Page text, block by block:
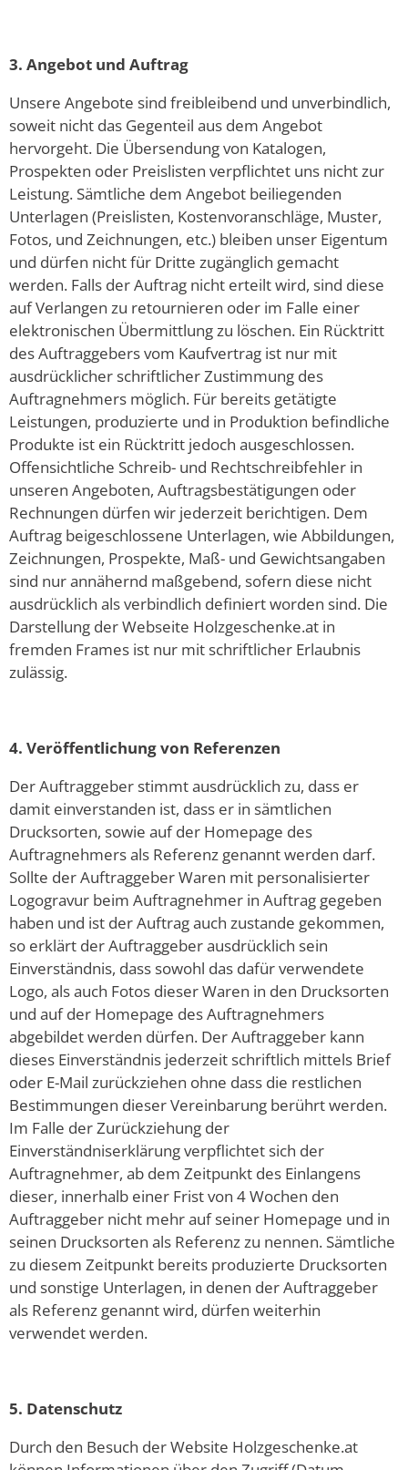
3. Angebot und Auftrag
Unsere Angebote sind freibleibend und unverbindlich,
soweit nicht das Gegenteil aus dem Angebot
hervorgeht. Die Übersendung von Katalogen,
Prospekten oder Preislisten verpflichtet uns nicht zur
Leistung. Sämtliche dem Angebot beiliegenden
Unterlagen (Preislisten, Kostenvoranschläge, Muster,
Fotos, und Zeichnungen, etc.) bleiben unser Eigentum
und dürfen nicht für Dritte zugänglich gemacht
werden. Falls der Auftrag nicht erteilt wird, sind diese
auf Verlangen zu retournieren oder im Falle einer
elektronischen Übermittlung zu löschen. Ein Rücktritt
des Auftraggebers vom Kaufvertrag ist nur mit
ausdrücklicher schriftlicher Zustimmung des
Auftragnehmers möglich. Für bereits getätigte
Leistungen, produzierte und in Produktion befindliche
Produkte ist ein Rücktritt jedoch ausgeschlossen.
Offensichtliche Schreib- und Rechtschreibfehler in
unseren Angeboten, Auftragsbestätigungen oder
Rechnungen dürfen wir jederzeit berichtigen. Dem
Auftrag beigeschlossene Unterlagen, wie Abbildungen,
Zeichnungen, Prospekte, Maß- und Gewichtsangaben
sind nur annähernd maßgebend, sofern diese nicht
ausdrücklich als verbindlich definiert worden sind. Die
Darstellung der Webseite Holzgeschenke.at in
fremden Frames ist nur mit schriftlicher Erlaubnis
zulässig.
4. Veröffentlichung von Referenzen
Der Auftraggeber stimmt ausdrücklich zu, dass er
damit einverstanden ist, dass er in sämtlichen
Drucksorten, sowie auf der Homepage des
Auftragnehmers als Referenz genannt werden darf.
Sollte der Auftraggeber Waren mit personalisierter
Logogravur beim Auftragnehmer in Auftrag gegeben
haben und ist der Auftrag auch zustande gekommen,
so erklärt der Auftraggeber ausdrücklich sein
Einverständnis, dass sowohl das dafür verwendete
Logo, als auch Fotos dieser Waren in den Drucksorten
und auf der Homepage des Auftragnehmers
abgebildet werden dürfen. Der Auftraggeber kann
dieses Einverständnis jederzeit schriftlich mittels Brief
oder E-Mail zurückziehen ohne dass die restlichen
Bestimmungen dieser Vereinbarung berührt werden.
Im Falle der Zurückziehung der
Einverständniserklärung verpflichtet sich der
Auftragnehmer, ab dem Zeitpunkt des Einlangens
dieser, innerhalb einer Frist von 4 Wochen den
Auftraggeber nicht mehr auf seiner Homepage und in
seinen Drucksorten als Referenz zu nennen. Sämtliche
zu diesem Zeitpunkt bereits produzierte Drucksorten
und sonstige Unterlagen, in denen der Auftraggeber
als Referenz genannt wird, dürfen weiterhin
verwendet werden.
5. Datenschutz
Durch den Besuch der Website Holzgeschenke.at